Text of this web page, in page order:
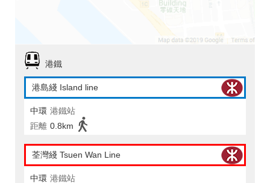
港鐵
港島綫 Island line
中環 港鐵站
距離 0.8km
荃灣綫 Tsuen Wan Line
中環 港鐵站